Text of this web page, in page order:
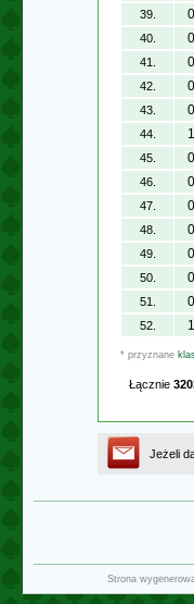
39.
40.
41.
42.
43.
44.
45.
46.
47.
48.
49.
50.
51.
52.
* przyznane
Łącznie
Jeżeli
Strona